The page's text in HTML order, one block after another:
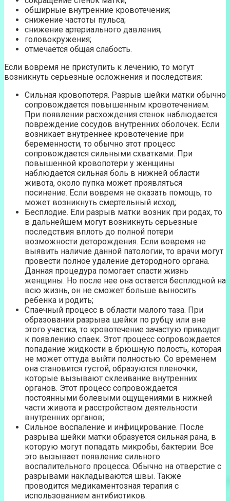
обширные внутренние кровотечения;
снижение частоты пульса;
снижение артериального давления;
головокружения;
отмечается общая слабость.
Если вовремя не приступить к лечению, то могут
возникнуть серьезные осложнения и последствия:
Сильная кровопотеря. Разрыв шейки матки обычно
сопровождается повышенным кровотечением.
При появлении расхождения стенок наблюдается
повреждение сосудов внутренних оболочек. Если
возникает внутреннее кровотечение при
беременности, то обычно этот процесс
сопровождается сильными схватками. При
повышенной кровопотери у женщины
наблюдается сильная боль в нижней области
живота, около пупка может проявляться
посинение. Если вовремя не оказать помощь, то
может возникнуть смертельный исход;
Бесплодие. Ели разрыв матки возник при родах, то
в дальнейшем могут возникнуть серьезные
последствия вплоть до полной потери
возможности деторождения. Если вовремя не
выявить наличие данной патологии, то врачи могут
провести полное удаление детородного органа.
Данная процедура помогает спасти жизнь
женщины. Но после нее она остается бесплодной на
всю жизнь, он не сможет больше выносить
ребенка и родить;
Спаечный процесс в области малого таза. При
образовании разрыва шейки по рубцу или вне
этого участка, то кровотечение зачастую приводит
к появлению спаек. Этот процесс сопровождается
попадание жидкости в брюшную полость, которая
не может оттуда выйти полностью. Со временем
она становится густой, образуются пленочки,
которые вызывают склеивание внутренних
органов. Этот процесс сопровождается
постоянными болевыми ощущениями в нижней
части живота и расстройством деятельности
внутренних органов;
Сильное воспаление и инфицирование. После
разрыва шейки матки образуется сильная рана, в
которую могут попадать микробы, бактерии. Все
это вызывает появление сильного
воспалительного процесса. Обычно на отверстие с
разрывами накладываются швы. Также
проводится медикаментозная терапия с
использованием антибиотиков.